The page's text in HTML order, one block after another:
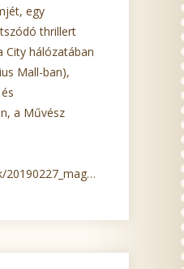
egy
thrillert
City hálózatában
Mall-ban),
a Művész
https://foter.ro/cikk/20190227_magyar_thrillerre_b...